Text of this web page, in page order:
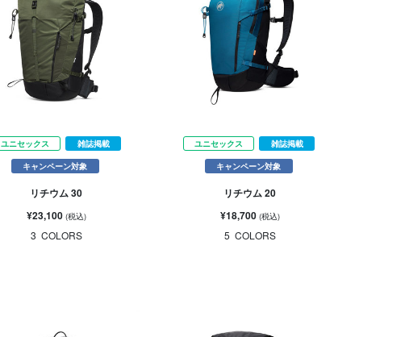
ユニセックス 雑誌掲載
キャンペーン対象
リチウム 30
¥23,100 (税込)
3 COLORS
ユニセックス 雑誌掲載
キャンペーン対象
リチウム 20
¥18,700 (税込)
5 COLORS